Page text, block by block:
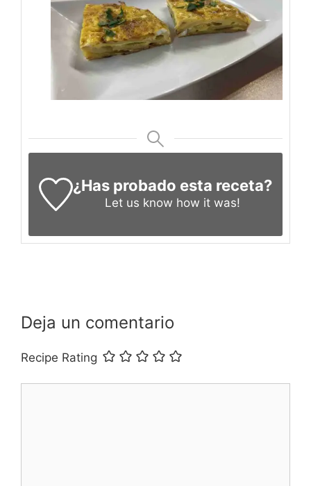
¿Has probado esta receta?
Let us know how it was!
Deja un comentario
Recipe Rating